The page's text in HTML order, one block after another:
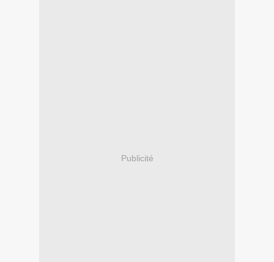
Publicité